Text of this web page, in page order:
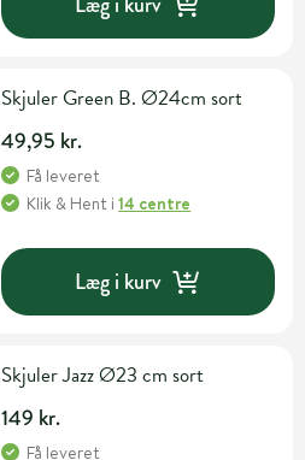
Skjuler Green B. Ø24cm sort
49,95 kr.
Få leveret
Klik & Hent i14 centre
Læg i kurv
Skjuler Jazz Ø23 cm sort
149 kr.
Få leveret